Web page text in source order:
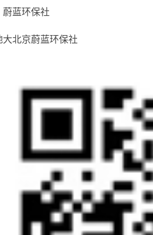
蔚蓝环保社
大北京蔚蓝环保社